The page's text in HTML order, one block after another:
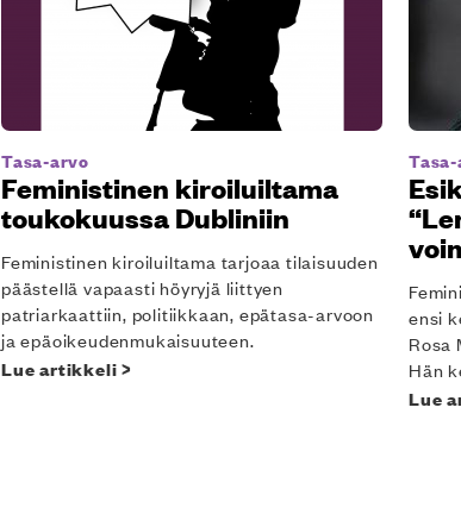
Tasa-arvo
Feministinen kiroiluiltama
toukokuussa Dubliniin
Feministinen kiroiluiltama tarjoaa tilaisuuden
päästellä vapaasti höyryjä liittyen
patriarkaattiin, politiikkaan, epätasa-arvoon
ja epäoikeudenmukaisuuteen.
Lue artikkeli >
ensi
Rosa
Hän
Lue